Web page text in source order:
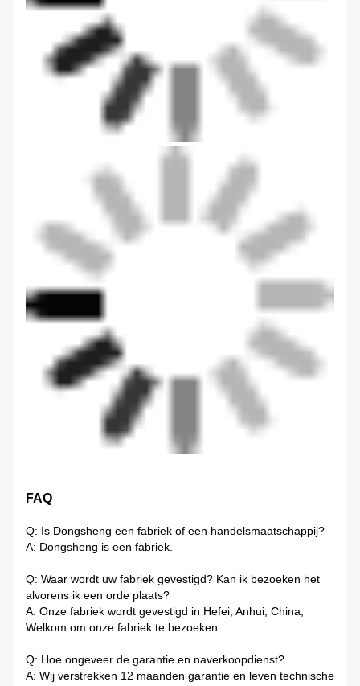
FAQ
Q: Is Dongsheng een fabriek of een handelsmaatschappij?
A: Dongsheng is een fabriek.
Q: Waar wordt uw fabriek gevestigd? Kan ik bezoeken het
alvorens ik een orde plaats?
A: Onze fabriek wordt gevestigd in Hefei, Anhui, China;
Welkom om onze fabriek te bezoeken.
Q: Hoe ongeveer de garantie en naverkoopdienst?
A: Wij verstrekken 12 maanden garantie en leven technische